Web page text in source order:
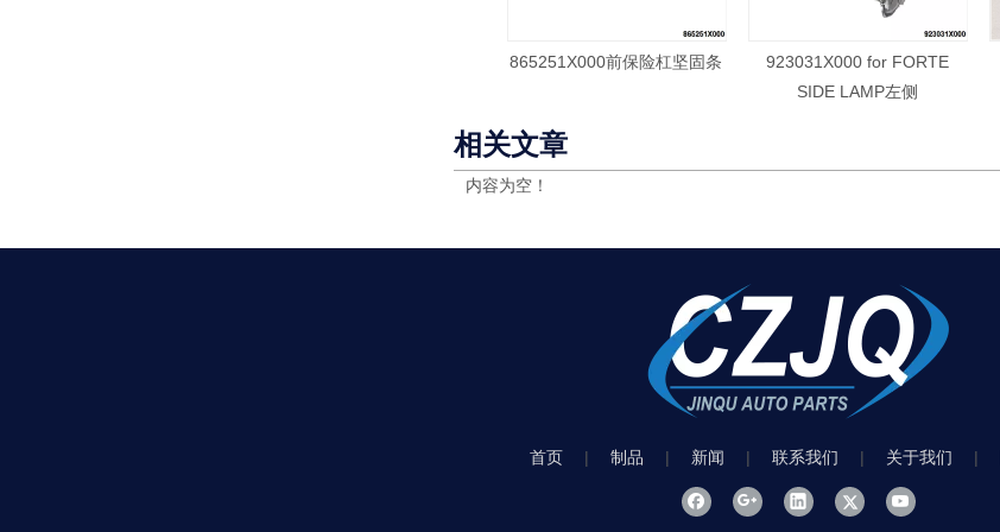
865251X000前保险杠坚固条
923031X000 for FORTE
SIDE LAMP左侧
相关文章
内容为空！
首页 | 制品 | 新闻 | 联系我们 | 关于我们 |